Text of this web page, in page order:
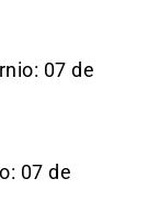
07 de
07 de